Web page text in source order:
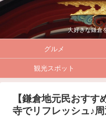
大好きな鎌倉
グルメ
観光スポット
【鎌倉地元民おす
寺でリフレッシュ♪